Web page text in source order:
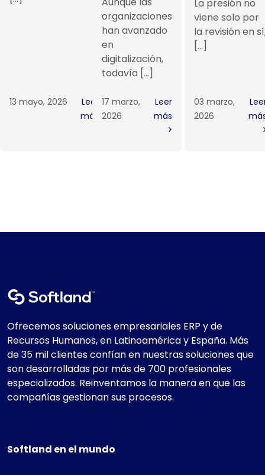
13 mayo, 2026
Leer
más
organizaciones
han avanzado
en
digitalización,
todavía […]
17 marzo,
2026
Leer
más
La presión no
viene solo por
la revisión en
[…]
03 marzo,
2026
Ofrecemos soluciones empresariales ERP y de
Recursos Humanos, en Latinoamérica y España. Más
de 35 mil clientes confían en nuestras soluciones que
son desarrolladas por más de 700 profesionales
especializados. Reinventamos la manera en que las
compañías gestionan sus procesos.
Softland en el mundo